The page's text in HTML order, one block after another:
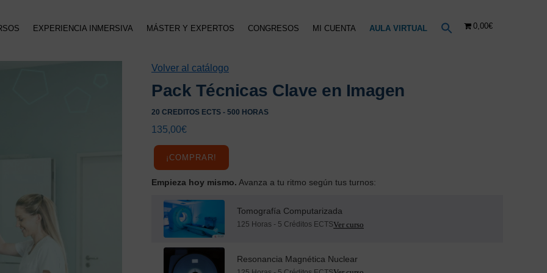
EXPERIENCIA INMERSIVA MÁSTER Y EXPERTOS CONGRESOS MI CUENTA AULA VIRTUAL 0,00€
Volver al catálogo
Pack Técnicas Clave en Imagen
20 CREDITOS ECTS - 500 HORAS
135,00€
Empieza hoy mismo. Avanza a tu ritmo según tus turnos:
Tomografía Computarizada
125 Horas - 5 Créditos ECTS
Resonancia Magnética Nuclear
¡COMPRAR!